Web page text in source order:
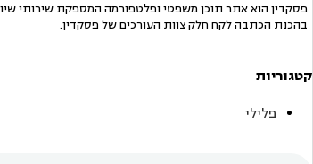
פסקדין הוא אתר תוכן משפטי ופלטפורמה המספקת שירותי
בהכנת הכתבה לקח חלק צוות העורכים של פסקדין.
קטגוריות
פלילי